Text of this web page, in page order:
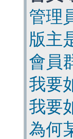
管理
版主
會員
我要
我要
為何